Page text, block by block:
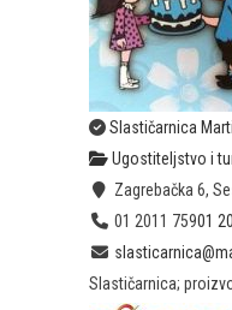
Slastičarnica
Ugostiteljstvo i
Zagrebačka 6,
01 2011 75901
Slastičarnica;